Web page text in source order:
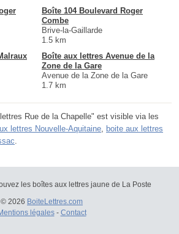
Boîte 104 Boulevard Roger
Combe
Brive-la-Gaillarde
1.5 km
Boîte aux lettres Avenue de la
Zone de la Gare
Avenue de la Zone de la Gare
1.7 km
Rue de la Chapelle" est visible via les
lettres Nouvelle-Aquitaine boite aux lettres
les boîtes aux lettres jaune de La Poste
© 2026 BoiteLettres.com
légales- Contact